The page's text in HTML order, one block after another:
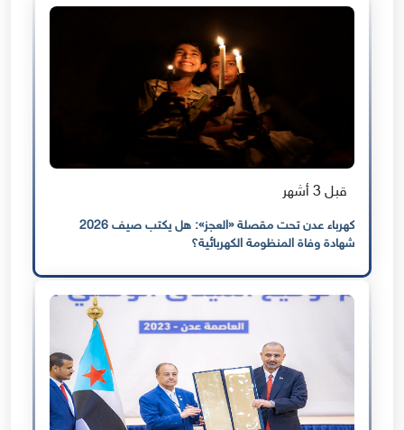
قبل 3 أشهر
كهرباء عدن تحت مقصلة «العجز»: هل يكتب صيف 2026
شهادة وفاة المنظومة الكهربائية؟